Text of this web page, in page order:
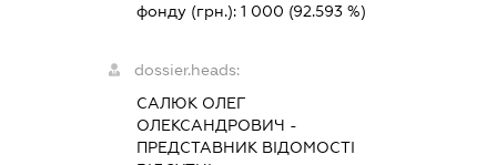
фонду (грн.):1 000 (92.593 %)
dossier.heads:
САЛЮК ОЛЕГ
ОЛЕКСАНДРОВИЧ -
ПРЕДСТАВНИК ВІДОМОСТІ